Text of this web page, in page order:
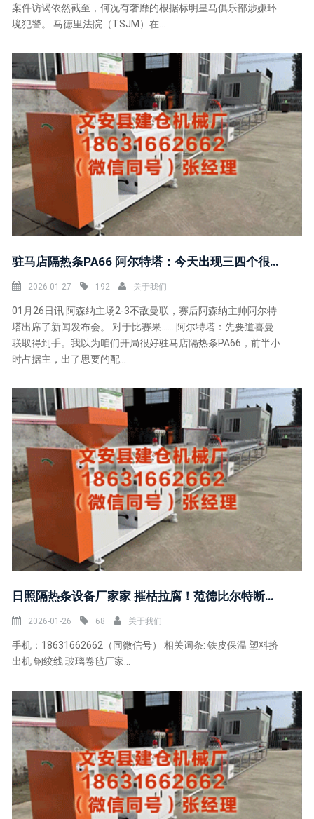
案件访谒依然截至，何况有奢靡的根据标明皇马俱乐部涉嫌环
境犯警。 马德里法院（TSJM）在...
驻马店隔热条PA66 阿尔特塔：今天出现三四个很是规错误，敌手收拢了契机配得上到手
2026-01-27 192 关于我们
01月26日讯 阿森纳主场2-3不敌曼联，赛后阿森纳主帅阿尔特
塔出席了新闻发布会。 对于比赛果…… 阿尔特塔：先要道喜曼
联取得到手。我以为咱们开局很好驻马店隔热条PA66，前半小
时占据主，出了思要的配...
日照隔热条设备厂家家 摧枯拉腐！范德比尔特断反击 变向晃开守直捣黄龙升空炸扣
2026-01-26 68 关于我们
手机：18631662662（同微信号） 相关词条: 铁皮保温 塑料挤
出机 钢绞线 玻璃卷毡厂家...